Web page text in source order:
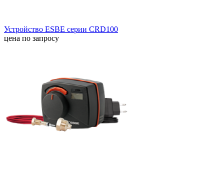
Устройство ESBE серии CRD100
цена по запросу